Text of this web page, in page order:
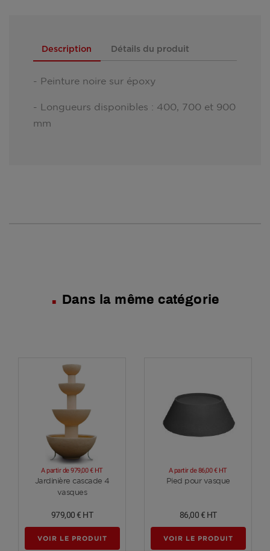
Description Détails du produit
- Peinture noire sur époxy
- Longueurs disponibles : 400, 700 et 900
mm
Dans la même catégorie
Voir plus
Jardinière cascade 4
vasques
A partir de979,00 € HT
979,00 € HT
VOIR LE PRODUIT
Voir plus
Pied pour vasque
A partir de86,00 € HT
86,00 € HT
VOIR LE PRODUIT